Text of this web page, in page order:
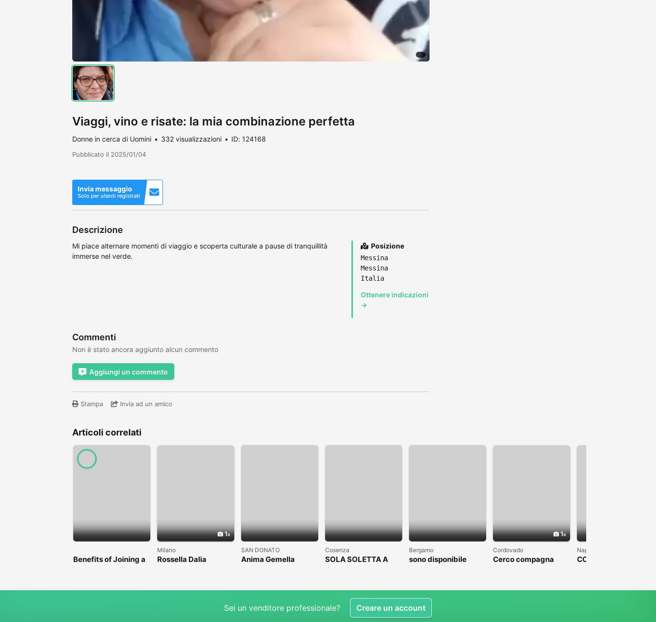
Viaggi, vino e risate: la mia combinazione perfetta
Donne in cerca di Uomini 332 visualizzazioni ID: 124168
Pubblicato il 2025/01/04
Invia messaggio
Solo per utenti registrati
Descrizione
Mi piace alternare momenti di viaggio e scoperta culturale a pause di tranquillità
immerse nel verde.
Posizione
Messina
Messina
Italia
Ottenere indicazioni
→
Commenti
Non è stato ancora aggiunto alcun commento
Aggiungi un commento
Stampa Invia ad un amico
Articoli correlati
Benefits of Joining a
1
Milano
Rossella Dalia
SAN DONATO
Anima Gemella
Cosenza
SOLA SOLETTA A
Bergamo
sono disponibile
1
Cordovado
Cerco compagna
Napoli
COLPO DI FULMINE
Sei un venditore professionale? Creare un account